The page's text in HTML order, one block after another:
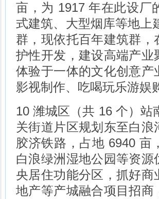
亩，为 1917 年在此设厂
式建筑、大型烟库等地上
群，现依托百年建筑群
护性开发，建设高端产
体验于一体的文化创意
影视制作、吃喝玩乐游娱
10 潍城区（共 16 个）站
关街道片区规划东至白
胶济铁路，占地 6940 亩
白浪绿洲湿地公园等资
央居住功能分区，抓好
地产等产城融合项目招